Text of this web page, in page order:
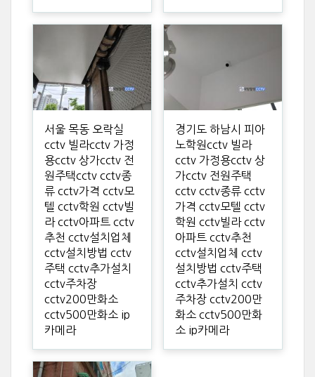
서울 목동 오락실
cctv 빌라cctv 가정
용cctv 상가cctv 전
원주택cctv cctv종
류 cctv가격 cctv모
텔 cctv학원 cctv빌
라 cctv아파트 cctv
추천 cctv설치업체
cctv설치방법 cctv
주택 cctv추가설치
cctv주차장
cctv200만화소
cctv500만화소 ip
카메라
경기도 하남시 피아
노학원cctv 빌라
cctv 가정용cctv 상
가cctv 전원주택
cctv cctv종류 cctv
가격 cctv모텔 cctv
학원 cctv빌라 cctv
아파트 cctv추천
cctv설치업체 cctv
설치방법 cctv주택
cctv추가설치 cctv
주차장 cctv200만
화소 cctv500만화
소 ip카메라